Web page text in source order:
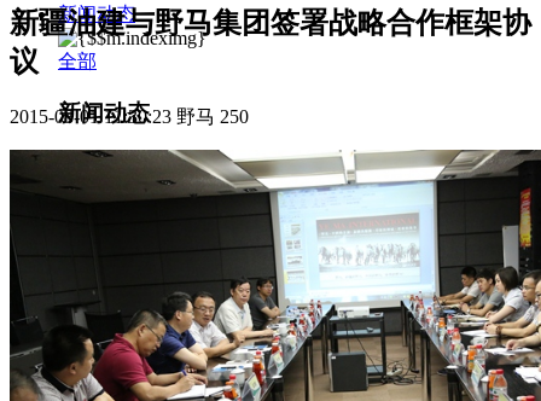
新闻动态
全部
新闻动态
集团新闻
媒体报道
往来名人
人才招聘
人才理念
人才招聘
社会招聘 校园招聘
新疆油建与野马集团签署战略合作框架协
议
2015-08-01 11:30:23 野马 250